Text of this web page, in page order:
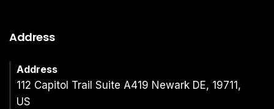
Address
Address
112 Capitol Trail Suite A419 Newark DE, 19711,
US